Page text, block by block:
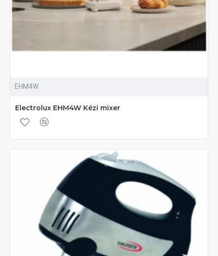
EHM4W
Electrolux EHM4W Kézi mixer